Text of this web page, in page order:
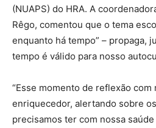
(NUAPS) do HRA. A
Rêgo, comentou que o tema
enquanto há tempo” – propaga,
tempo é válido para nosso
“Esse momento de reflexão com
enriquecedor, alertando sobre
precisamos ter com nossa